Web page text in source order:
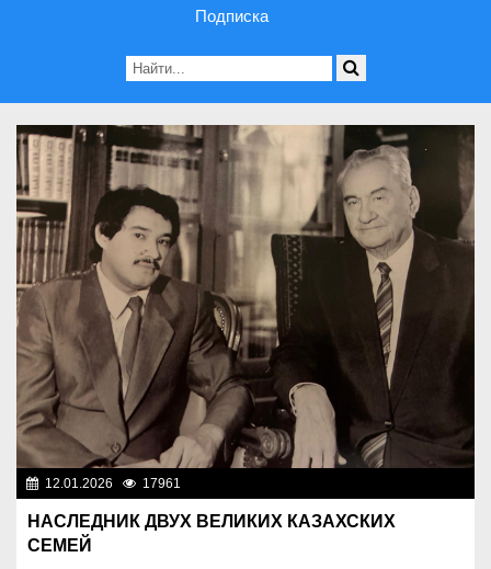
Подписка
12.01.2026 17961
НАСЛЕДНИК ДВУХ ВЕЛИКИХ КАЗАХСКИХ
СЕМЕЙ